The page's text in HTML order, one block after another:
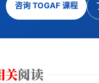
咨询 TOGAF 课程